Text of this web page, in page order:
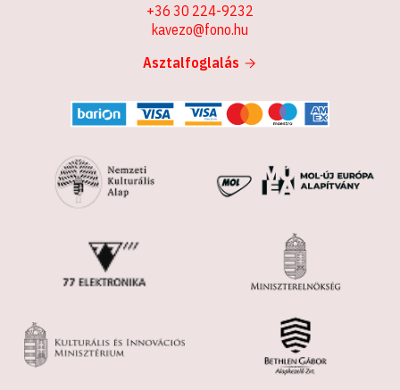
+36 30 224-9232
kavezo@fono.hu
Asztalfoglalás